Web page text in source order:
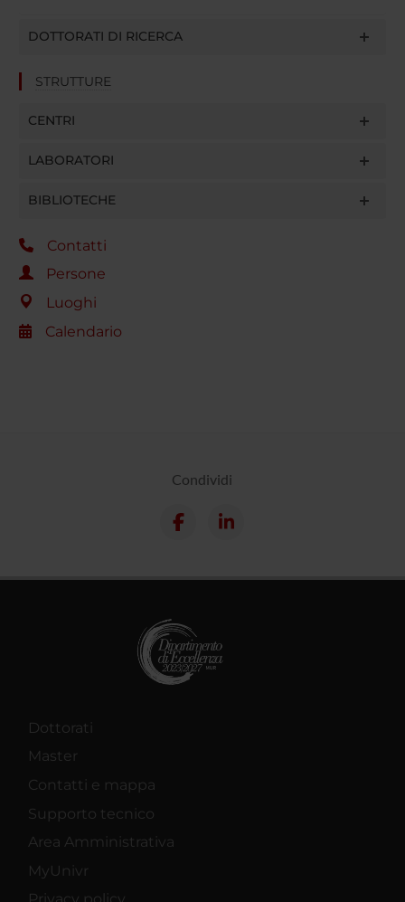
DOTTORATI DI RICERCA
STRUTTURE
CENTRI
LABORATORI
BIBLIOTECHE
Contatti
Persone
Luoghi
Calendario
Condividi
Dottorati
Master
Contatti e mappa
Supporto tecnico
Area Amministrativa
MyUnivr